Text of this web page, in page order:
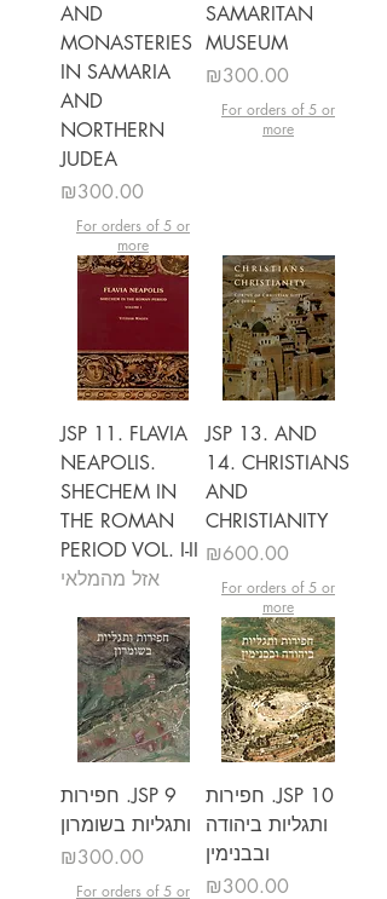
SAMARITAN
MUSEUM
מחיר
₪300.00
For orders of 5 or
more
AND
MONASTERIES
IN SAMARIA
AND
NORTHERN
JUDEA
מחיר
₪300.00
For orders of 5 or
more
JSP 13. AND
14. CHRISTIANS
AND
CHRISTIANITY
מחיר
₪600.00
For orders of 5 or
more
JSP 11. FLAVIA
NEAPOLIS.
SHECHEM IN
THE ROMAN
PERIOD VOL. I-II
אזל מהמלאי
JSP 10. חפירות
ותגליות ביהודה
ובבנימין
מחיר
₪300.00
JSP 9. חפירות
ותגליות בשומרון
מחיר
₪300.00
For orders of 5 or